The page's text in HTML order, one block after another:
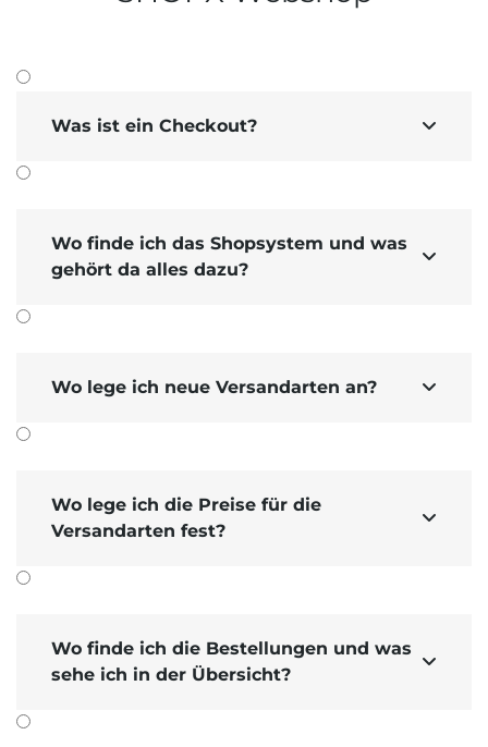
Was ist ein Checkout? 
Wo finde ich das Shopsystem und was
gehört da alles dazu?

Wo lege ich neue Versandarten an? 
Wo lege ich die Preise für die
Versandarten fest?

Wo finde ich die Bestellungen und was
sehe ich in der Übersicht?
